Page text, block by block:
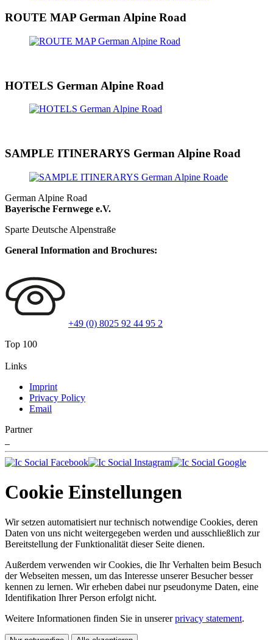
ROUTE MAP German Alpine Road
HOTELS German Alpine Road
SAMPLE ITINERARYS German Alpine Road
German Alpine Road
Bayerische Fernwege e.V.
Sparte Deutsche Alpenstraße
General Information and Brochures:
+49 (0) 8025 92 44 95 2
Top 100
Links
Imprint
Privacy Policy
Email
Partner
Cookie Einstellungen
Wir setzen automatisiert nur technisch notwendige Cookies, deren
Daten von uns nicht weitergegeben werden und ausschließlich zur
Bereitstellung der Funktionalität dieser Seite dienen.
Außerdem verwenden wir Cookies, die Ihr Verhalten beim Besuch
der Webseiten messen, um das Interesse unserer Besucher besser
kennen zu lernen. Wir erheben dabei nur pseudonyme Daten, eine
Identifikation Ihrer Person erfolgt nicht.
Weitere Informationen finden Sie in unsererprivacy statement.